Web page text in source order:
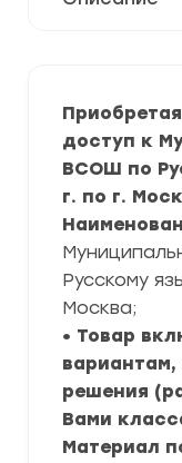
доступ к
ВСОШ по
г. по г.
Русскому
Москва;
• Товар
вариантам,
решения
Вами
Материал